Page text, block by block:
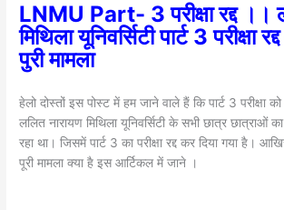
LNMU Part- 3 परीक्षा रद्द ।।
मिथिला यूनिवर्सिटी पार्ट 3 परीक्षा
पुरी मामला
हेलो दोस्तों इस पोस्ट में हम जाने वाले हैं कि पार्ट 3 परीक्षा को
ललित नारायण मिथिला यूनिवर्सिटी के सभी छात्र छात्राओं का
रहा था। जिसमें पार्ट 3 का परीक्षा रद्द कर दिया गया है।
पूरी मामला क्या है इस आर्टिकल में जाने ।